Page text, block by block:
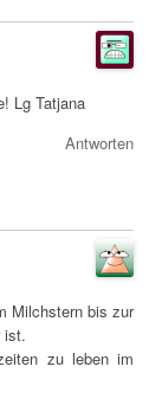
Lg Tatjana
Antworten
Milchstern bis zur
ist.
zu leben im